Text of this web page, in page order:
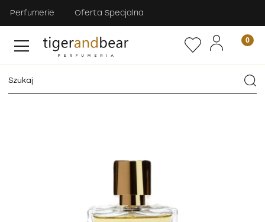
Perfumerie Oferta Specjalna